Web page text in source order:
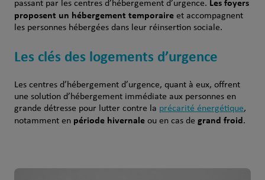
passant par les centres d’hébergement d’urgence.
proposent un hébergement temporaireet accompagnent
les personnes hébergées dans leur réinsertion sociale.
Les clés des logements d’urgence
Les centres d’hébergement d’urgence, quant à eux, offrent
une solution d’hébergement immédiate aux personnes en
grande détresse pour lutter contre la précarité énergétique,
notamment en période hivernaleou en cas de grand froid.